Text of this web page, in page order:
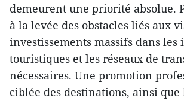
demeurent une priorité absolue.
à la levée des obstacles liés aux
investissements massifs dans
touristiques et les réseaux de
nécessaires. Une promotion
ciblée des destinations, ainsi que